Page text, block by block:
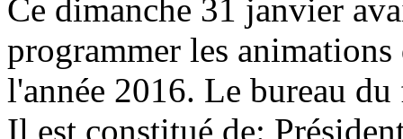
Ce dimanche 31 janvier
programmer les
l'année 2016. Le bureau
Il est constitué de: